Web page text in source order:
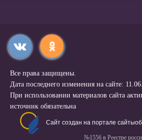
Все права защищены.
Дата последнего изменения на сайте:
При использовании материалов сайта
источник обязательна
Сайт создан на портале
№1556 в Реестре